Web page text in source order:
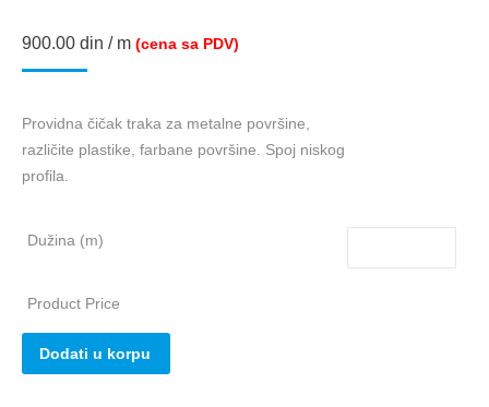
900.00 din / m (cena sa PDV)
Providna čičak traka za metalne površine,
različite plastike, farbane površine. Spoj niskog
profila.
Dužina (m)
Product Price
Dodati u korpu